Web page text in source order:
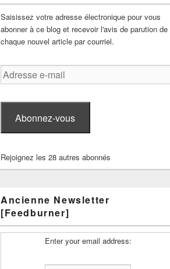
Saisissez votre adresse électronique pour vous
abonner à ce blog et recevoir l'avis de parution de
chaque nouvel article par courriel.
Adresse
e-
Abonnez-vous
Rejoignez les 28 autres abonnés
Ancienne Newsletter
[Feedburner]
Enter your email address: